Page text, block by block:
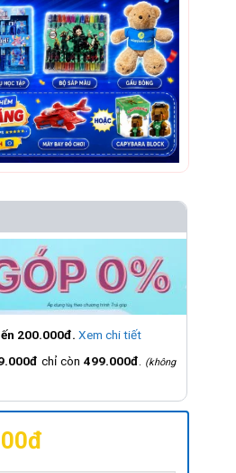
200.000đ. Xem chi tiết
chỉ còn499.000đ. (không